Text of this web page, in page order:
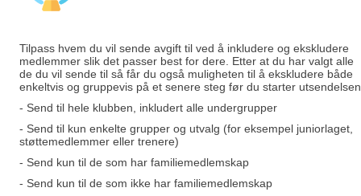
Tilpass hvem du vil sende avgift til ved å inkludere og ekskludere
medlemmer slik det passer best for dere. Etter at du har valgt alle
de du vil sende til så får du også muligheten til å ekskludere både
enkeltvis og gruppevis på et senere steg før du starter
- Send til hele klubben, inkludert alle undergrupper
- Send til kun enkelte grupper og utvalg (for eksempel juniorlaget,
støttemedlemmer eller trenere)
- Send kun til de som har familiemedlemskap
- Send kun til de som ikke har familiemedlemskap